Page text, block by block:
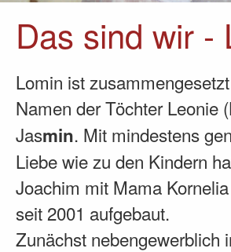
Das sind wir -
Lomin ist
Namen der Töchter Leonie (
Jasmin. Mit mindestens
Liebe wie zu den Kindern
Joachim mit Mama
seit 2001 aufgebaut.
Zunächst nebengewerblich